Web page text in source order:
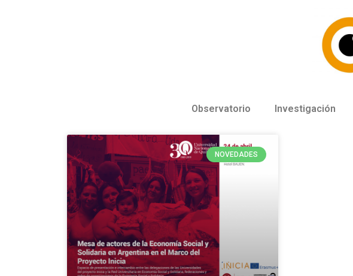
Observatorio Investigación
NOVEDADES